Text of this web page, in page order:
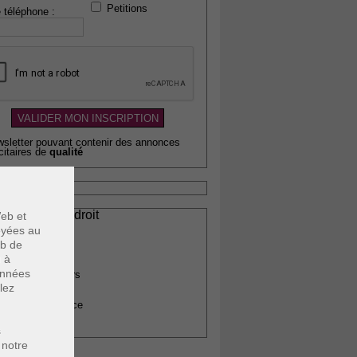
et
au
de
à
téléphone :
Petitions
pouvant contenir des annonces
de qualité
du droit
immobiliers
de justice